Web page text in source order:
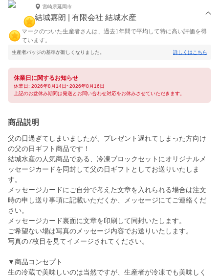
宮崎県延岡市
結城嘉朗 | 有限会社 結城水産
マークのついた生産者さんは、過去1年間で平均して特に高い評価を得
ています。
生産者バッジの基準が新しくなりました。 詳しくはこちら
休業日に関するお知らせ
休業日: 2026年8月14日~2026年8月16日
上記のお盆休み期間は発送とお問い合わせ対応をお休みさせていただきます。
商品説明
父の日過ぎてしまいましたが、プレゼント遅れてしまった方向け
の父の日ギフト商品です！
結城水産の人気商品である、冷凍ブロックセットにオリジナルメ
ッセージカードを同封して父の日ギフトとしてお送りいたしま
す。
メッセージカードにご自分で考えた文章を入れられる場合は注文
時の申し送り事項に記載いただくか、メッセージにてご連絡くだ
さい。
メッセージカード裏面に文章を印刷して同封いたします。
ご希望ない場は写真のメッセージ内容でお送りいたします。
写真の7枚目を見てイメージされてください。
▼商品コンセプト
生の冷蔵で美味しいのは当然ですが、生産者が冷凍でも美味しく